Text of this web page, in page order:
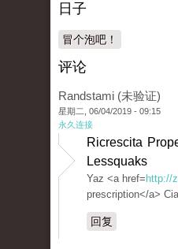
日子
冒个泡吧！
评论
Randstami (未验证)
星期二, 06/04/2019 - 09:15
永久连接
Ricrescita
Lessquaks
Yaz <a href= http://
prescription</a>
回复